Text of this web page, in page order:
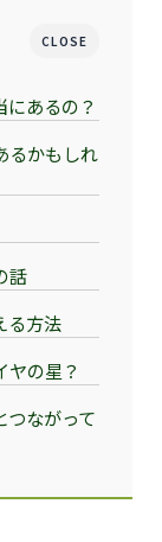
CLOSE
あるの？
るかもしれ
話
る方法
ヤの星？
つながって